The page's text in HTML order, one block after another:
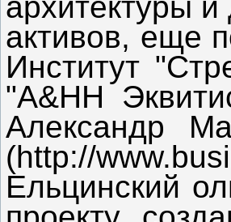
активов, еще
Институт
"А&HH
Александр
(http://
Ельцинский